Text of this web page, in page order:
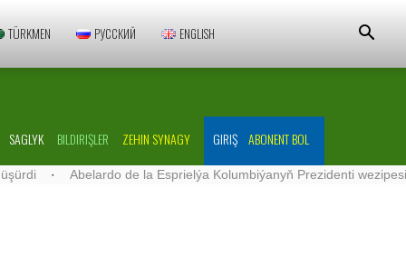
TÜRKMEN РУССКИЙ ENGLISH
SAGLYK BILDIRIŞLER ZEHIN SYNAGY GIRIŞ ABONENT BOL
· Abelardo de la Esprielýa Kolumbiýanyň Prezidenti wezipesine